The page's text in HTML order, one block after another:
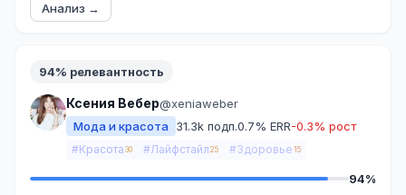
Анализ →
94% релевантность
Ксения Вебер@xeniaweber
Мода и красота
31.3k подп.0.7% ERR-0.3% рост
#Красота 30 #Лайфстайл 25 #Здоровье 15
94%